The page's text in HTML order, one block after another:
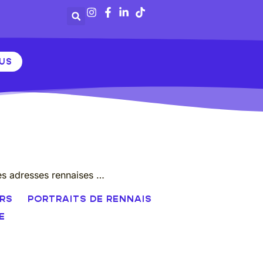
adresses rennaises …
PORTRAITS DE RENNAIS